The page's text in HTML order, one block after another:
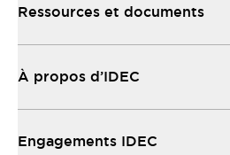
Ressources et documents
À propos d’IDEC
Engagements IDEC